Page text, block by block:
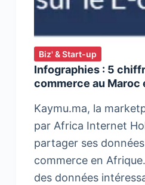
Biz' & Start-up
Infographies : 5
commerce au Maroc
Kaymu.ma, la
par Africa Internet
partager ses
commerce en
des données